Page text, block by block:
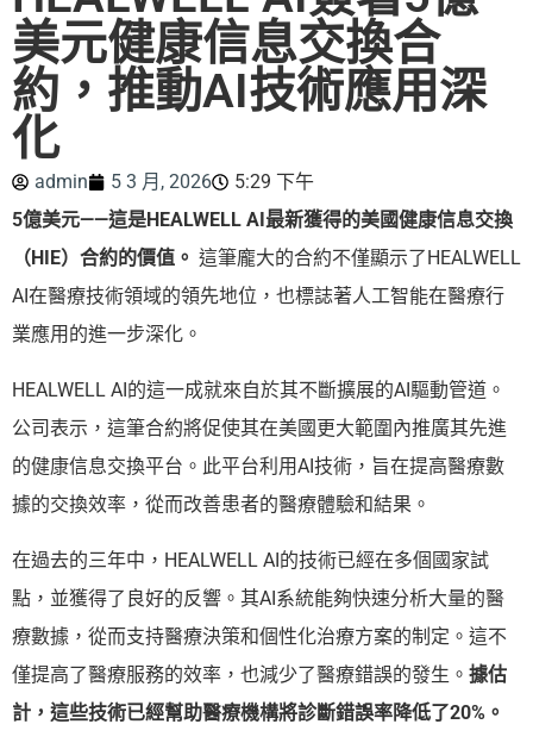
美元健康信息交換合
約，推動AI技術應用深
化
admin 5 3 月, 2026
5:29 下午
5億美元——這是HEALWELL AI最新獲得的美國健康信息交換
（HIE）合約的價值。 這筆龐大的合約不僅顯示了HEALWELL
AI在醫療技術領域的領先地位，也標誌著人工智能在醫療行
業應用的進一步深化。
HEALWELL AI的這一成就來自於其不斷擴展的AI驅動管道。
公司表示，這筆合約將促使其在美國更大範圍內推廣其先進
的健康信息交換平台。此平台利用AI技術，旨在提高醫療數
據的交換效率，從而改善患者的醫療體驗和結果。
在過去的三年中，HEALWELL AI的技術已經在多個國家試
點，並獲得了良好的反響。其AI系統能夠快速分析大量的醫
療數據，從而支持醫療決策和個性化治療方案的制定。這不
僅提高了醫療服務的效率，也減少了醫療錯誤的發生。 據估
計，這些技術已經幫助醫療機構將診斷錯誤率降低了20%。